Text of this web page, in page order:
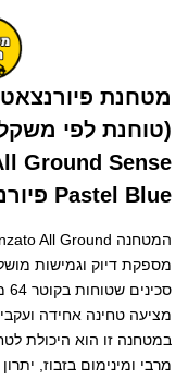
מטחנת
(טוחנת לפי
Ground Sense
Pastel Blue פיורנזטו
מספקת דיוק וגמישות
מציעה טחינה אחידה
במטחנה זו הוא היכולת
מרבי ומינימום בזבוז,